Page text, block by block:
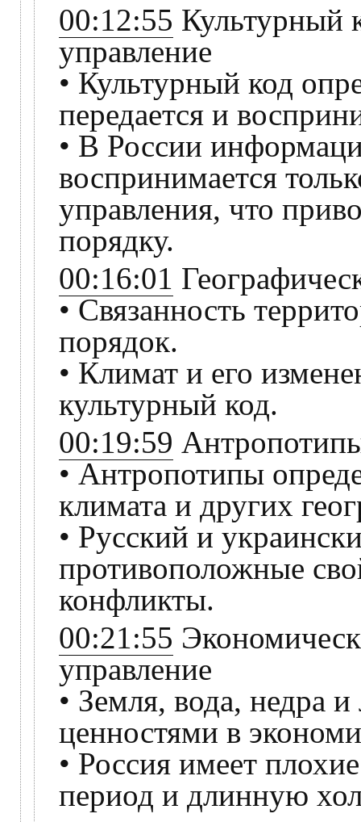
00:12:55 Культурный
управление
• Культурный код
передается и
• В России
воспринимается
управления, что
порядку.
00:16:01
• Связанность
порядок.
• Климат и его
культурный код.
00:19:59
• Антропотипы
климата и других
• Русский и
противоположные
конфликты.
00:21:55
управление
• Земля, вода, недра
ценностями в
• Россия имеет
период и длинную